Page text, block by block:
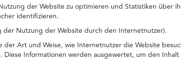
der Website zu optimieren und Statistiken über
identifizieren.
der Nutzung der Website durch den Internetnutzer).
Art und Weise, wie Internetnutzer die Website
Informationen werden ausgewertet, um den Inhalt